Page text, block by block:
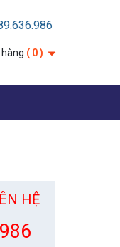
hàng ( 0 )
HỆ